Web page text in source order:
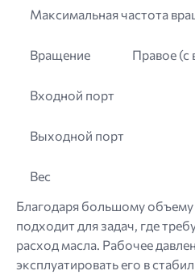
Максимальная частота
Вращение Правое
Входной порт
Выходной порт
Вес
Благодаря большому объему
подходит для задач, где
расход масла. Рабочее
эксплуатировать его в